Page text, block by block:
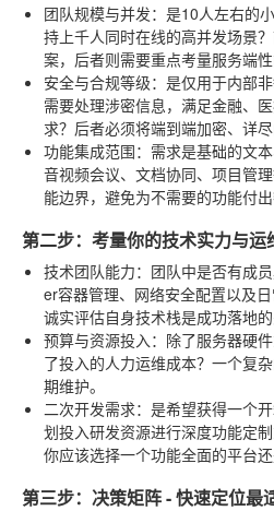
团队规模与并发：是10人左右的
持上千人同时在线的高并发场景
案，后者则需要重点考量服务端性
安全与合规等级：是仅用于内部
需要处理涉密信息，满足金融、
求？后者必须将端到端加密、详
功能集成范围：需求是基础的文
音视频会议、文档协同、项目管
能边界，避免为不需要的功能付
第二步：考量你的技术实力与运
技术团队能力：团队中是否有成
er容器管理、网络安全配置以及
诚实评估自身技术栈是成功落地的
预算与资源投入 ：除了服务器硬
了投入的人力运维成本？一个复
期维护。
二次开发需求：是希望获得一个
划投入研发资源进行深度功能定
你应该选择一个功能全面的平台
第三步：决策矩阵 - 快速定位最